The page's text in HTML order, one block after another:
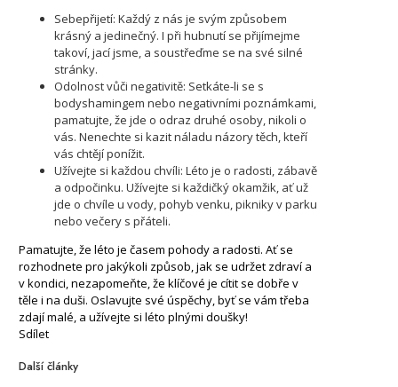
Sebepřijetí: Každý z nás je svým způsobem
krásný a jedinečný. I při hubnutí se přijímejme
takoví, jací jsme, a soustřeďme se na své silné
stránky.
Odolnost vůči negativitě: Setkáte-li se s
bodyshamingem nebo negativními poznámkami,
pamatujte, že jde o odraz druhé osoby, nikoli o
vás. Nenechte si kazit náladu názory těch, kteří
vás chtějí ponížit.
Užívejte si každou chvíli: Léto je o radosti, zábavě
a odpočinku. Užívejte si každičký okamžik, ať už
jde o chvíle u vody, pohyb venku, pikniky v parku
nebo večery s přáteli.
Pamatujte, že léto je časem pohody a radosti. Ať se
rozhodnete pro jakýkoli způsob, jak se udržet zdraví a
v kondici, nezapomeňte, že klíčové je cítit se dobře v
těle i na duši. Oslavujte své úspěchy, byť se vám třeba
zdají malé, a užívejte si léto plnými doušky!
Sdílet
Další články